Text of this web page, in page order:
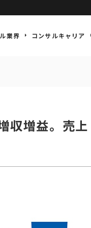
業界 コンサルキャリア
収増益。売上